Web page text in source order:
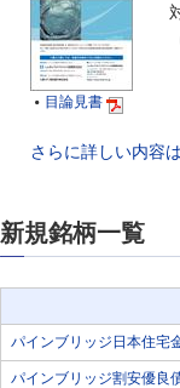
 目論見書
さらに詳しい内容
新規銘柄一覧
パインブリッジ日本住宅
パインブリッジ割安優良